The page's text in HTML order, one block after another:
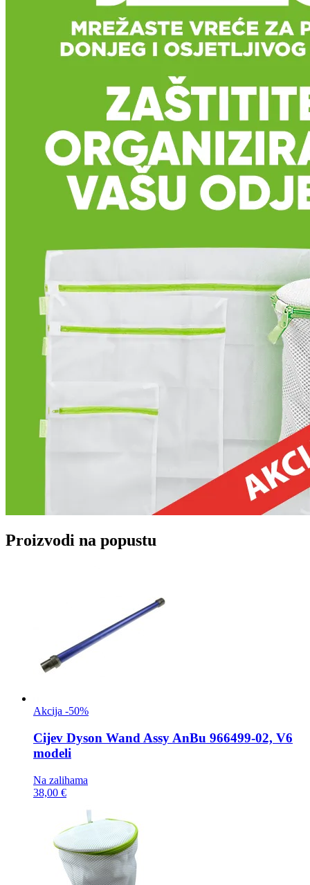
Proizvodi na popustu
Akcija -50%
Cijev Dyson Wand Assy AnBu 966499-02, V6
modeli
Na zalihama
38,00 €